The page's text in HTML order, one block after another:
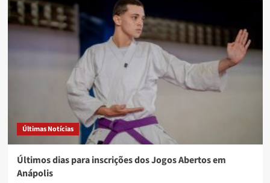
Últimas Notícias
Últimos dias para inscrições dos Jogos Abertos em
Anápolis